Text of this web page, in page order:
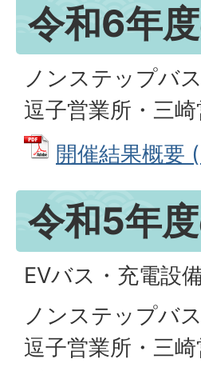
令和6年
ノンステップバ
逗子営業所・三崎
開催結果概要
令和5年
EVバス・充電設
ノンステップバ
逗子営業所・三崎